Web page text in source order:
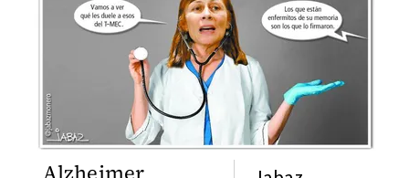
Alzheimer